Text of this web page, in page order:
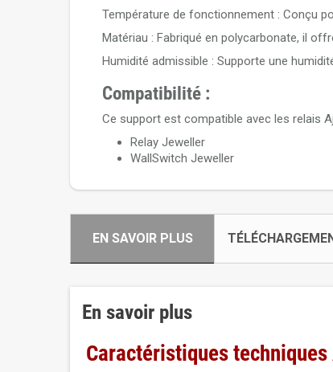
Température de fonctionnement : Conçu
Matériau : Fabriqué en polycarbonate, il
Humidité admissible : Supporte une
Compatibilité :
Ce support est compatible avec les relais
Relay Jeweller
WallSwitch Jeweller
EN SAVOIR PLUS
En savoir plus
Caractéristiques